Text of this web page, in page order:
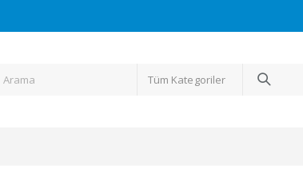
Tüm Kategoriler